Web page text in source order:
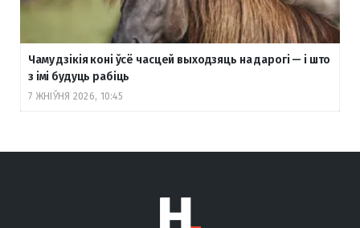
Чаму дзікія коні ўсё часцей выходзяць на дарогі — і што
з імі будуць рабіць
7 ЖНІЎНЯ 2026, 10:45